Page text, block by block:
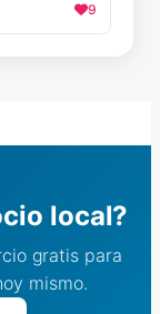
9
local?
gratis para
mismo.